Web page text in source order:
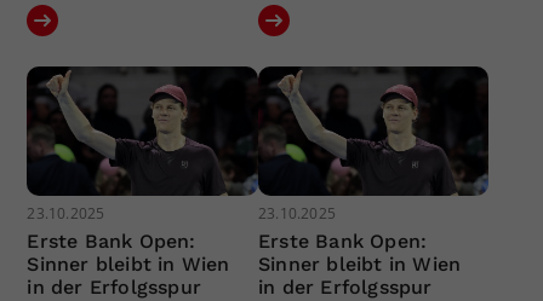
23.10.2025
Erste Bank Open:
Sinner bleibt in Wien
in der Erfolgsspur
23.10.2025
Erste Bank Open:
Sinner bleibt in Wien
in der Erfolgsspur